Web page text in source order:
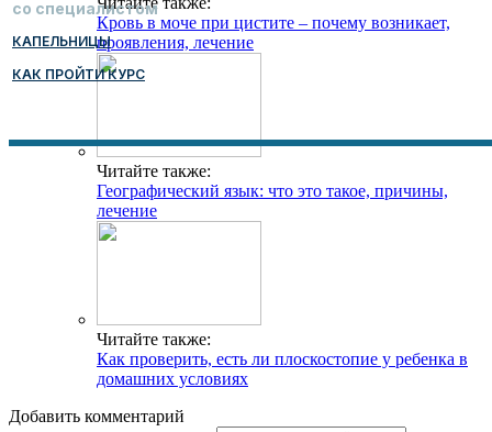
Кровь в моче при цистите – почему возникает,
проявления, лечение
Читайте также:
Географический язык: что это такое, причины,
лечение
Читайте также:
Как проверить, есть ли плоскостопие у ребенка в
домашних условиях
Добавить комментарий
со специалистом
КАПЕЛЬНИЦЫ
КАК ПРОЙТИ КУРС